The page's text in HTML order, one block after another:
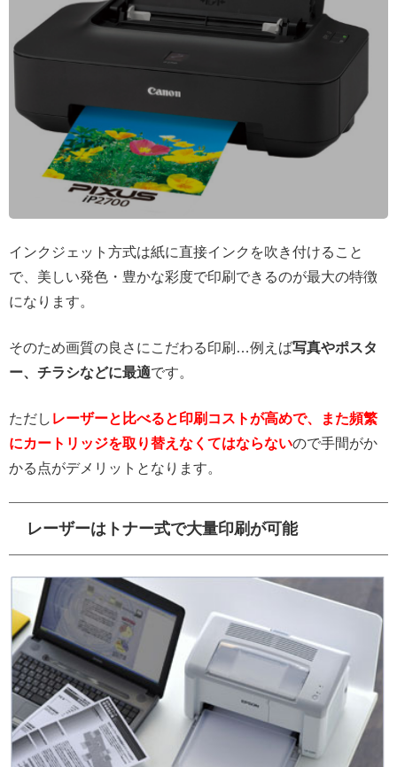
インクジェット方式は紙に直接インクを吹き付けること
で、美しい発色・豊かな彩度で印刷できるのが最大の特徴
になります。
そのため画質の良さにこだわる印刷…例えば写真やポスタ
ー、チラシなどに最適です。
ただし レーザーと比べると印刷コストが高めで、また頻繁
にカートリッジを取り替えなくてはならないので手間がか
かる点がデメリットとなります。
レーザーはトナー式で大量印刷が可能